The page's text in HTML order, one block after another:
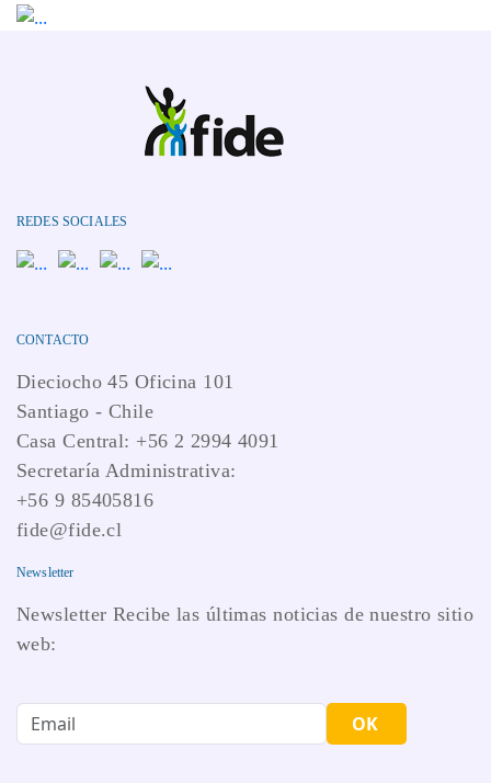
REDES SOCIALES
CONTACTO
Dieciocho 45 Oficina 101
Santiago - Chile
Casa Central: +56 2 2994 4091
Secretaría Administrativa:
+56 9 85405816
fide@fide.cl
Newsletter
Newsletter Recibe las últimas noticias de nuestro sitio
web:
OK